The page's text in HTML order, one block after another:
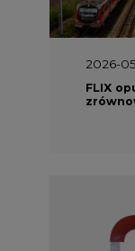
2026-
FLIX